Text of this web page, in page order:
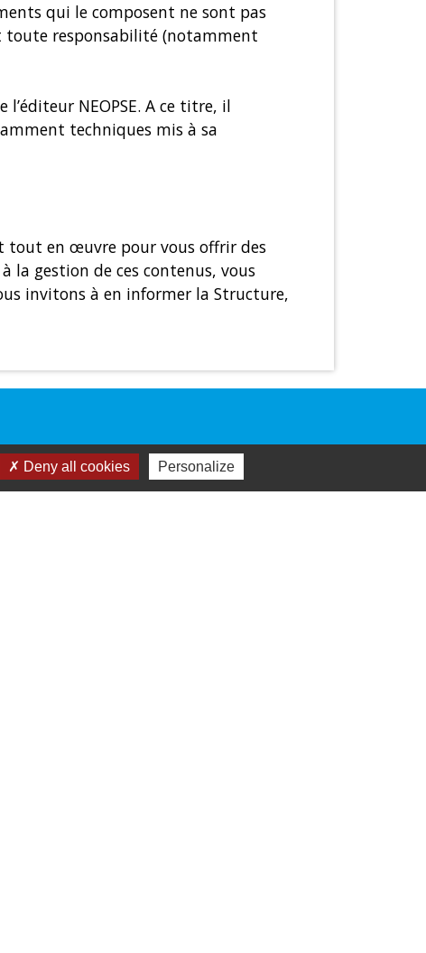
qui le composent ne sont pas
toute responsabilité (notamment
NEOPSE. A ce titre, il
techniques mis à sa
tout en œuvre pour vous offrir des
la gestion de ces contenus, vous
invitons à en informer la Structure,
Deny all cookies Personalize